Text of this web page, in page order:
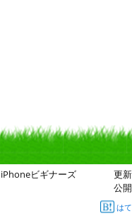
iPhoneビギナーズ 更
公
は